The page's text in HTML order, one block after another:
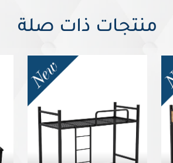
منتجات ذات صلة